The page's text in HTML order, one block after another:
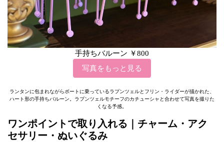
手持ちバルーン ￥800
写真をもっと見る
ランタンに包まれながらボートに乗っているラプンツェルとフリン・ライダーが描かれた、
ハート形の手持ちバルーン。ラプンツェルモチーフのカチューシャと合わせて写真を撮りた
くなる予感。
ワンポイントで取り入れる｜チャーム・アク
セサリー・ぬいぐるみ